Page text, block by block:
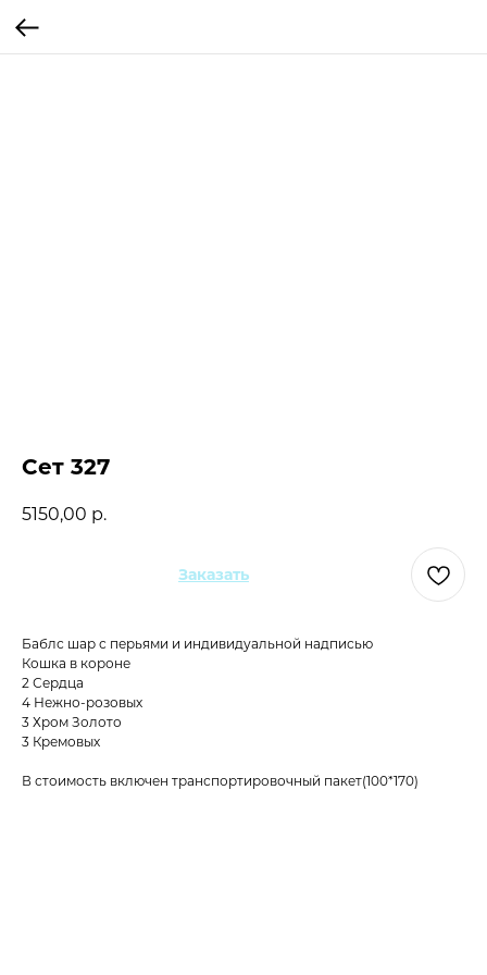
Сет 327
5150,00 р.
Заказать
Баблс шар с перьями и индивидуальной надписью
Кошка в короне
2 Сердца
4 Нежно-розовых
3 Хром Золото
3 Кремовых
В стоимость включен транспортировочный пакет(100*170)